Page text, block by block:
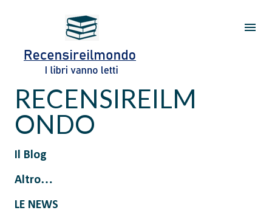
Passa ai contenuti principali
RECENSIREILM
ONDO
Il Blog
Altro…
LE NEWS